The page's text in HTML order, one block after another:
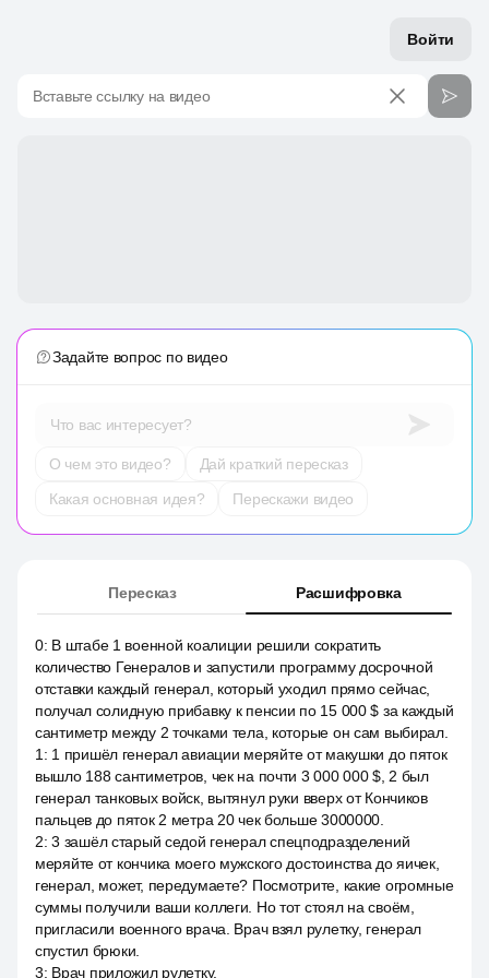
Войти
Вставьте ссылку на видео
Задайте вопрос по видео
Что вас интересует?
О чем это видео?
Дай краткий пересказ
Какая основная идея?
Перескажи видео
Пересказ Расшифровка
0: В штабе 1 военной коалиции решили сократить
количество Генералов и запустили программу досрочной
отставки каждый генерал, который уходил прямо сейчас,
получал солидную прибавку к пенсии по 15 000 $ за каждый
сантиметр между 2 точками тела, которые он сам выбирал.
1 : 1 пришёл генерал авиации меряйте от макушки до пяток
вышло 188 сантиметров, чек на почти 3 000 000 $, 2 был
генерал танковых войск, вытянул руки вверх от Кончиков
пальцев до пяток 2 метра 20 чек больше 3000000.
2:3 зашёл старый седой генерал спецподразделений
меряйте от кончика моего мужского достоинства до яичек,
генерал, может, передумаете? Посмотрите, какие огромные
суммы получили ваши коллеги. Но тот стоял на своём,
пригласили военного врача. Врач взял рулетку, генерал
спустил брюки.
3: Врач приложил рулетку.